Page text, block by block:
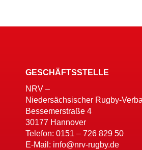
GESCHÄFTSSTELLE
NRV –
Niedersächsischer Rugby-
Bessemerstraße 4
30177 Hannover
Telefon: 0151 – 726 829 50
E-Mail: info@nrv-rugby.de